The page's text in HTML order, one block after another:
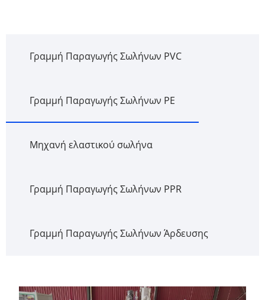
Γραμμή Παραγωγής Σωλήνων PVC
Γραμμή Παραγωγής Σωλήνων PE
Μηχανή ελαστικού σωλήνα
Γραμμή Παραγωγής Σωλήνων PPR
Γραμμή Παραγωγής Σωλήνων Άρδευσης